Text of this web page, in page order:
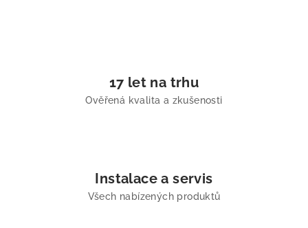
17 let na trhu
Ověřená kvalita a zkušenosti
Instalace a servis
Všech nabízených produktů